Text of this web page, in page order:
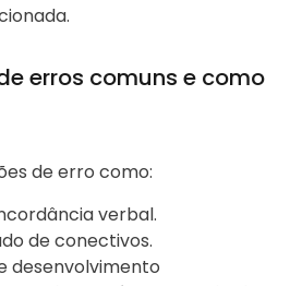
erros comuns e como
de erro como:
verbal.
de conectivos.
desenvolvimento